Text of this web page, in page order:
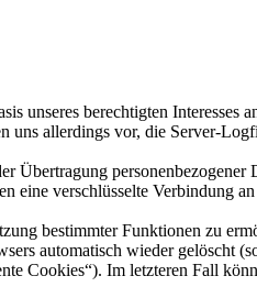
berechtigten Interesses
uns allerdings vor, die Server-
Übertragung
eine verschlüsselte Verbindung
bestimmter Funktionen zu
automatisch wieder gelöscht
Cookies“). Im letzteren Fall